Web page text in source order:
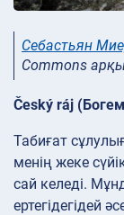
Себастьян
Commons
Český ráj
Табиғат
менің жеке
сай келеді.
ертегідегідей